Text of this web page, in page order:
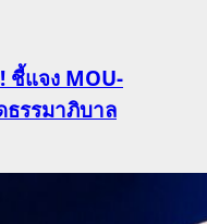
ชี้แจง MOU-
รรมาภิบาล